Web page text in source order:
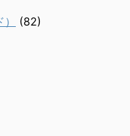
(82)